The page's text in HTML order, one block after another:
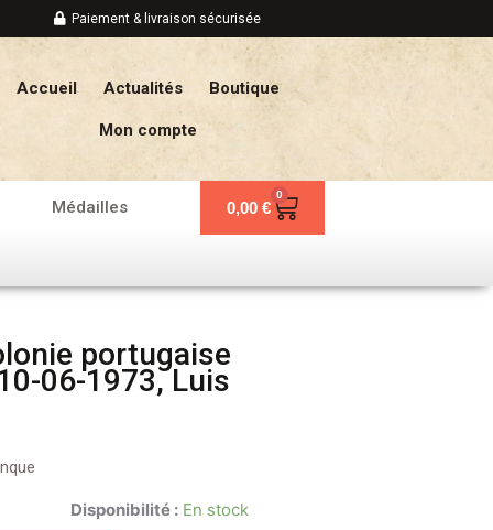
Paiement & livraison sécurisée
Accueil Actualités Boutique
Mon compte
Médailles 0,00 €
0
Panier
portugaise
06-1973, Luis
Disponibilité : En stock